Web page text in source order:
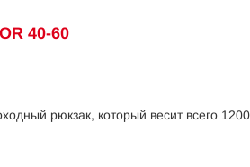
40-60
рюкзак, который весит всего